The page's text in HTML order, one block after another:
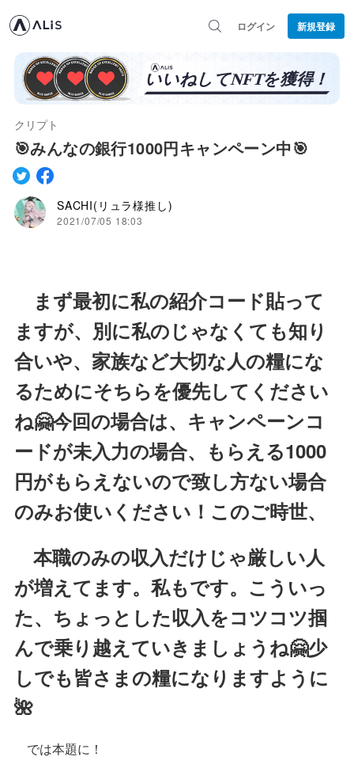
ログイン 新規登録
クリプト
🎯みんなの銀行1000円キャンペーン中🎯
SACHI(リュラ様推し)
2021/07/05 18:03
まず最初に私の紹介コード貼って
ますが、別に私のじゃなくても知り
合いや、家族など大切な人の糧にな
るためにそちらを優先してください
ね🤗今回の場合は、キャンペーンコ
ードが未入力の場合、もらえる1000
円がもらえないので致し方ない場合
のみお使いください！このご時世、
本職のみの収入だけじゃ厳しい人
が増えてます。私もです。こういっ
た、ちょっとした収入をコツコツ掴
んで乗り越えていきましょうね🤗少
しでも皆さまの糧になりますように
🌺
では本題に！